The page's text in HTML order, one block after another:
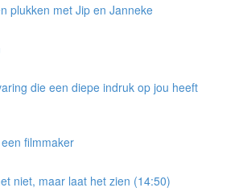
plukken met Jip en Janneke
die een diepe indruk op jou heeft
filmmaker
niet, maar laat het zien (14:50)